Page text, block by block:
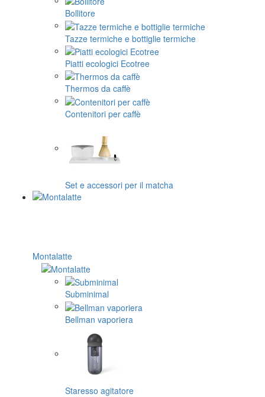
Bollitore
Tazze termiche e bottiglie termiche
Piatti ecologici Ecotree
Thermos da caffè
Contenitori per caffè
Set e accessori per il matcha
Montalatte
Subminimal
Bellman vaporiera
Staresso agitatore